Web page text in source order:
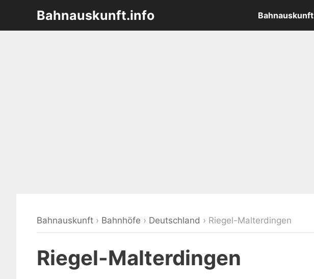
springen
Bahnauskunft.info Bahnauskunft
Bahnauskunft › Bahnhöfe › Deutschland › Riegel-Malterdingen
Riegel-Malterdingen